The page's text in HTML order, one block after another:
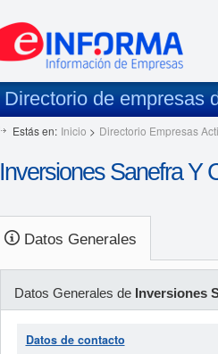
Directorio de empresas
Estás en: Inicio > Directorio Empresas
Inversiones Sanefra Y
Datos Generales
Datos Generales de Inversiones
Datos de contacto